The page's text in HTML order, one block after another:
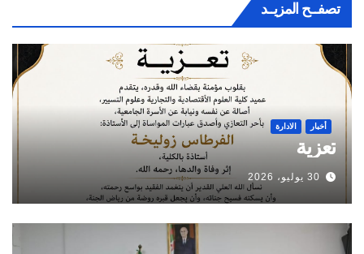
تصفــح المزيــد
أخبار الادارة
تعزية
30 يوليو، 2026